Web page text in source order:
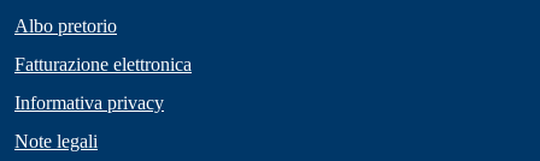
Albo pretorio
Fatturazione elettronica
Informativa privacy
Note legali